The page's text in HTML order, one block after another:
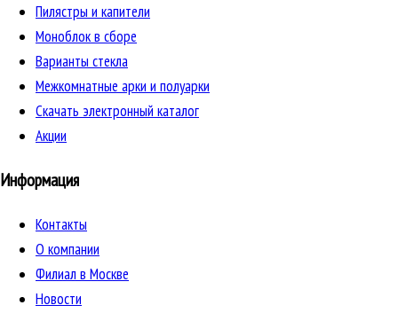
Пилястры и капители
Моноблок в сборе
Варианты стекла
Межкомнатные арки и полуарки
Скачать электронный каталог
Акции
Информация
Контакты
О компании
Филиал в Москве
Новости